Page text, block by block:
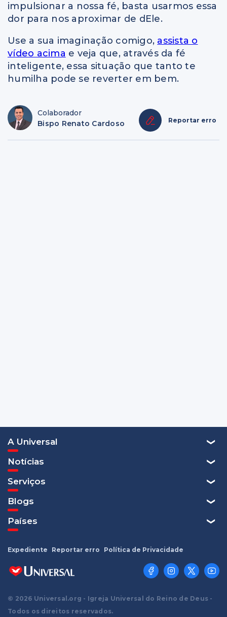
impulsionar a nossa fé, basta usarmos essa
dor para nos aproximar de dEle.
Use a sua imaginação comigo, assista o
vídeo acima e veja que, através da fé
inteligente, essa situação que tanto te
humilha pode se reverter em bem.
Colaborador
Bispo Renato Cardoso
Reportar erro
A Universal
Notícias
Serviços
Blogs
Países
© 2026 Universal.org - Igreja Universal do Reino de Deus -
Todos os direitos reservados.
Expediente Reportar erro Política de Privacidade